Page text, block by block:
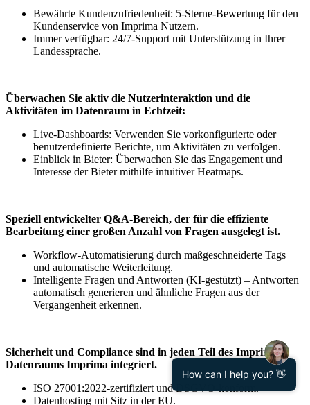
Bewährte Kundenzufriedenheit: 5-Sterne-Bewertung für den
Kundenservice von Imprima Nutzern.
Immer verfügbar: 24/7-Support mit Unterstützung in Ihrer
Landessprache.
Überwachen Sie aktiv die Nutzerinteraktion und die
Aktivitäten im Datenraum in Echtzeit:
Live-Dashboards: Verwenden Sie vorkonfigurierte oder
benutzerdefinierte Berichte, um Aktivitäten zu verfolgen.
Einblick in Bieter: Überwachen Sie das Engagement und
Interesse der Bieter mithilfe intuitiver Heatmaps.
Speziell entwickelter Q&A-Bereich, der für die effiziente
Bearbeitung einer großen Anzahl von Fragen ausgelegt ist.
Workflow-Automatisierung durch maßgeschneiderte Tags
und automatische Weiterleitung.
Intelligente Fragen und Antworten (KI-gestützt) – Antworten
automatisch generieren und ähnliche Fragen aus der
Vergangenheit erkennen.
Sicherheit und Compliance sind in jeden Teil des Imprima
Datenraums Imprima integriert.
ISO 27001:2022-zertifiziert und DSGVO-konform.
Datenhosting mit Sitz in der EU.
How can I help you? 👋